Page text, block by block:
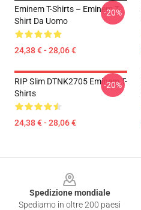
Eminem T-Shirts – Eminem T-
Shirt Da Uomo
24,38 € - 28,06 €
-20%
RIP Slim DTNK2705 Eminem T-
Shirts
24,38 € - 28,06 €
-20%
Spedizione mondiale
Spediamo in oltre 200 paesi